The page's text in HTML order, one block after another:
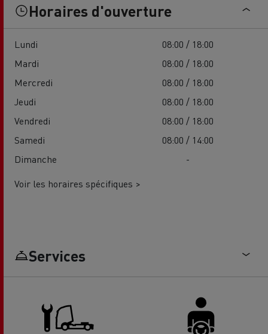
Horaires d'ouverture
Lundi
08:00 / 18:00
Mardi
08:00 / 18:00
Mercredi
08:00 / 18:00
Jeudi
08:00 / 18:00
Vendredi
08:00 / 18:00
Samedi
08:00 / 14:00
Dimanche
-
Voir les horaires spécifiques >
Services